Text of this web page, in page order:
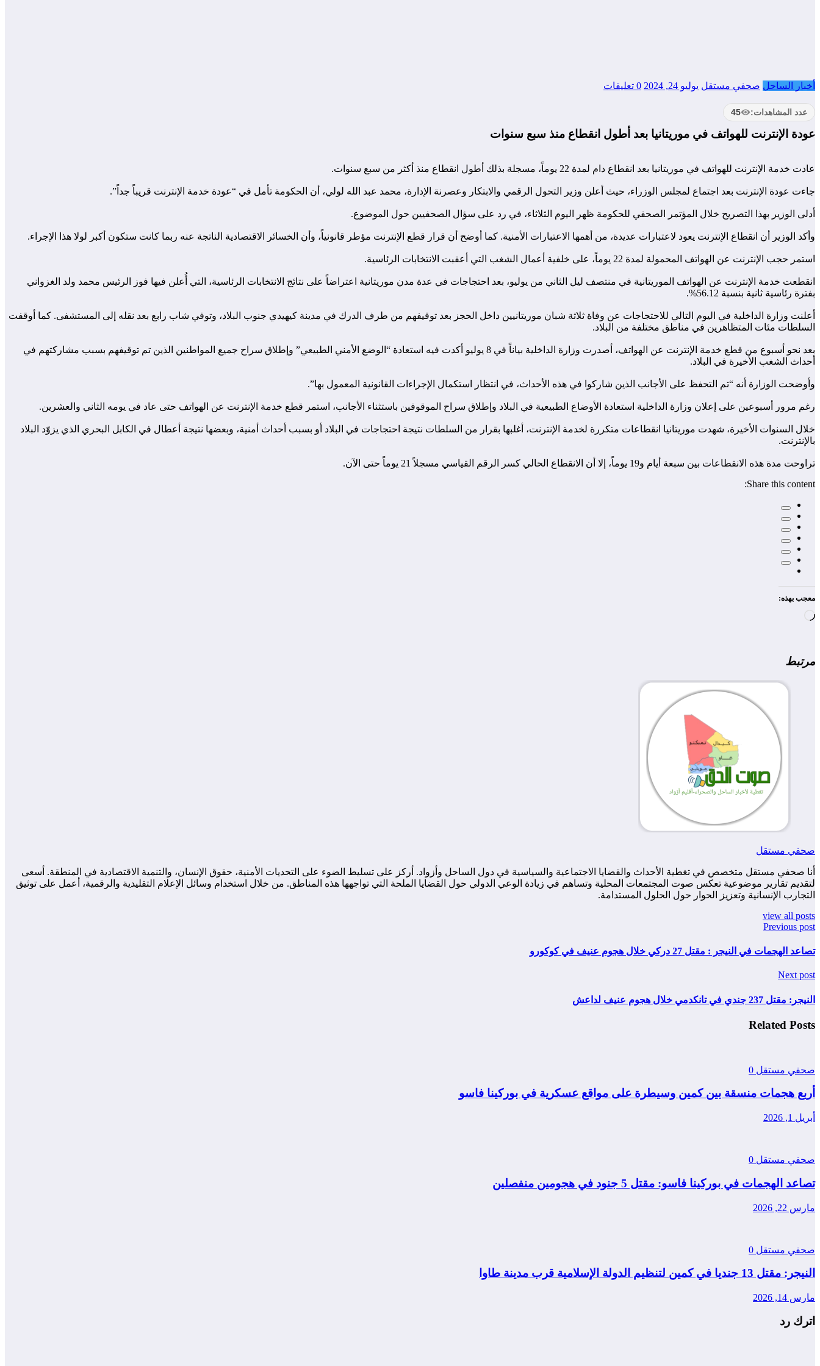
أخبار الساحل صحفي مستقل يوليو 24, 2024 0 تعليقات
عدد المشاهدات: 45
عودة الإنترنت للهواتف في موريتانيا بعد أطول انقطاع منذ سبع سنوات
عادت خدمة الإنترنت للهواتف في موريتانيا بعد انقطاع دام لمدة 22 يوماً، مسجلة بذلك أطول انقطاع منذ أكثر من سبع سنوات.
جاءت عودة الإنترنت بعد اجتماع لمجلس الوزراء، حيث أعلن وزير التحول الرقمي والابتكار وعصرنة الإدارة، محمد عبد الله لولي، أن الحكومة تأمل في “عودة خدمة الإنترنت قريباً جداً”.
أدلى الوزير بهذا التصريح خلال المؤتمر الصحفي للحكومة ظهر اليوم الثلاثاء، في رد على سؤال الصحفيين حول الموضوع.
وأكد الوزير أن انقطاع الإنترنت يعود لاعتبارات عديدة، من أهمها الاعتبارات الأمنية. كما أوضح أن قرار قطع الإنترنت مؤطر قانونياً، وأن الخسائر الاقتصادية الناتجة عنه ربما كانت ستكون أكبر لولا هذا الإجراء.
استمر حجب الإنترنت عن الهواتف المحمولة لمدة 22 يوماً، على خلفية أعمال الشغب التي أعقبت الانتخابات الرئاسية.
انقطعت خدمة الإنترنت عن الهواتف الموريتانية في منتصف ليل الثاني من يوليو، بعد احتجاجات في عدة مدن موريتانية اعتراضاً على نتائج الانتخابات الرئاسية، التي أُعلن فيها فوز الرئيس محمد ولد الغزواني
بفترة رئاسية ثانية بنسبة 56.12%.
أعلنت وزارة الداخلية في اليوم التالي للاحتجاجات عن وفاة ثلاثة شبان موريتانيين داخل الحجز بعد توقيفهم من طرف الدرك في مدينة كيهيدي جنوب البلاد، وتوفي شاب رابع بعد نقله إلى المستشفى. كما أوقفت
السلطات مئات المتظاهرين في مناطق مختلفة من البلاد.
بعد نحو أسبوع من قطع خدمة الإنترنت عن الهواتف، أصدرت وزارة الداخلية بياناً في 8 يوليو أكدت فيه استعادة “الوضع الأمني الطبيعي” وإطلاق سراح جميع المواطنين الذين تم توقيفهم بسبب مشاركتهم في
أحداث الشغب الأخيرة في البلاد.
وأوضحت الوزارة أنه “تم التحفظ على الأجانب الذين شاركوا في هذه الأحداث، في انتظار استكمال الإجراءات القانونية المعمول بها”.
رغم مرور أسبوعين على إعلان وزارة الداخلية استعادة الأوضاع الطبيعية في البلاد وإطلاق سراح الموقوفين باستثناء الأجانب، استمر قطع خدمة الإنترنت عن الهواتف حتى عاد في يومه الثاني والعشرين.
خلال السنوات الأخيرة، شهدت موريتانيا انقطاعات متكررة لخدمة الإنترنت، أغلبها بقرار من السلطات نتيجة احتجاجات في البلاد أو بسبب أحداث أمنية، وبعضها نتيجة أعطال في الكابل البحري الذي يزوّد البلاد
بالإنترنت.
تراوحت مدة هذه الانقطاعات بين سبعة أيام و19 يوماً، إلا أن الانقطاع الحالي كسر الرقم القياسي مسجلاً 21 يوماً حتى الآن.
Share this content:
معجب بهذه:
مرتبط
صحفي مستقل
أنا صحفي مستقل متخصص في تغطية الأحداث والقضايا الاجتماعية والسياسية في دول الساحل وأزواد. أركز على تسليط الضوء على التحديات الأمنية، حقوق الإنسان، والتنمية الاقتصادية في المنطقة. أسعى
لتقديم تقارير موضوعية تعكس صوت المجتمعات المحلية وتساهم في زيادة الوعي الدولي حول القضايا الملحة التي تواجهها هذه المناطق. من خلال استخدام وسائل الإعلام التقليدية والرقمية، أعمل على توثيق
التجارب الإنسانية وتعزيز الحوار حول الحلول المستدامة.
view all posts
Previous post
تصاعد الهجمات في النيجر : مقتل 27 دركي خلال هجوم عنيف في كوكورو
Next post
النيجر: مقتل 237 جندي في تانكدمي خلال هجوم عنيف لداعش
Related Posts
صحفي مستقل 0
أربع هجمات منسقة بين كمين وسيطرة على مواقع عسكرية في بوركينا فاسو
أبريل 1, 2026
صحفي مستقل 0
تصاعد الهجمات في بوركينا فاسو: مقتل 5 جنود في هجومين منفصلين
مارس 22, 2026
صحفي مستقل 0
النيجر: مقتل 13 جنديا في كمين لتنظيم الدولة الإسلامية قرب مدينة طاوا
مارس 14, 2026
اترك رد